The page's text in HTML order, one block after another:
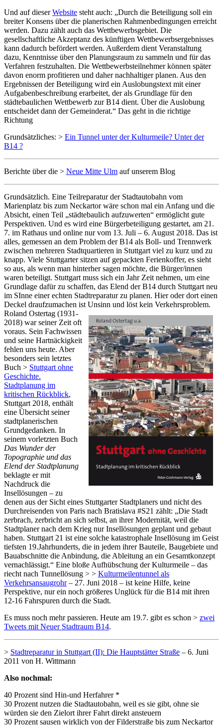
Und auf dieserWebsite steht auch: „Durch die Beteiligung soll ein
breiter Konsens über die planerischen Rahmenbedingungen erreicht
werden. Dazu zählt auch das Wettbewerbsgebiet. Die
gesellschaftliche Akzeptanz des künftigen Wettbewerbsergebnisses
kann dadurch befördert werden. Außerdem dient Veranstaltung
dazu, Kenntnisse über den Planungsraum zu sammeln und für das
Verfahren festzuhalten. Die Wettbewerbsteilnehmer können später
davon enorm profitieren und daher nachhaltiger planen. Aus den
Ergebnissen der Beteiligung wird ein Auslobungstext mit einer
Aufgabenbeschreibung erarbeitet, der als Grundlage für den
städtebaulichen Wettbewerb zur B14 dient. Über die Auslobung
entscheidet dann der Gemeinderat.“ Das geht in die richtige
Richtung
Grundsätzliches: > Ein Tunnel unter der Kulturmeile? Unter der
B14 ?
Berichte über die > Neue Mitte Ulm auf unserem Blog
Grundsätzlich. Eine Teilreparatur der Stadtautobahn vom
Marienplatz bis zum Neckartor wäre schon mal ein Anfang und die
Absicht, einen Teil „städtebaulich aufzuwerten“ ermöglicht gute
Perspektiven. Und es wird eine Bürgerbeteiligung gestartet, am 21.
7. im Rathaus und online nur vom 13. Juli – 6. August 2018. Das ist
alles, gemessen an dem Problem der B14 als Boll- und Trennwerk
zwischen mehreren Stadtquartieren in Stuttgart viel zu kurz und zu
knapp. Viele Stuttgarter sitzen auf gepackten Ferienkoffer, es sieht
so aus, als wenn man hinterher sagen möchte, die Bürger/innen
waren beteiligt. Stuttgart muss sich ein Jahr Zeit nehmen, um eine
Grundlage dafür zu schaffen, das Elend der B14 durch Stuttgart neu
im SInne einer echten Stadtreparatur zu planen. Hier oder dort einen
Deckel draufzumachen ist Unsinn und löst kein Verkehrsproblem.
Roland Ostertag (1931-
2018) war seiner Zeit oft
voraus. Sein Fachwissen
und seine Hartnäckigkeit
fehlen uns heute. Aber
besonders sein letztes
Buch > Stuttgart ohne
Geschichte.
Stadtplanung im
kritischen Rückblick,
Stuttgart 2018, enthält
eine Übersicht seiner
stadtplanerischen
Grundgedanken. In
seinem vorletzten Buch
Das Wunder der
Topographie und das
Elend der Stadtplanung
beklagte er mit
Nachdruck die
Insellösungen – zu
denen aus der Sicht eines Stuttgarter Stadtplaners und nicht des
Durchreisenden von Paris nach Bratislava #S21 zählt: „Die Stadt
zerbrach, zerbricht an sich selbst, an ihrer Modernität, weil die
Stadtplaner nach dem Krieg nur Insellösungen geplant und gebaut
haben. Stuttgart 21 ist eine solche katastrophale Insellösung im Geist
tiefsten 19.Jahrhunderts, die in jedem ihrer Bauteile, Baugebiete und
Bauabschnitte die Anbindung, die Ableitung an ein Gesamtkonzept
vernachlässigt.“ Eine bloße Aufhübschung der Kulturmeile – das
riecht nach Tunnellösung > > Kulturmeilentunnel als
Verkehrsansaugrohr– 27. Juni 2018 – ist keine Hilfe, keine
Perspektive, nur ein noch größeres Unglück für die B14 mit ihren
12-16 Fahrspuren durch die Stadt.
Es muss noch mehr passieren. Heute am 19.7. gibt es schon > zwei
Tweets mit Neuer Stadtraum B14.
> Stadtreparatur in Stuttgart (II): Die Hauptstätter Straße – 6. Juni
2011 von H. Wittmann
Also nochmal:
40 Prozent sind Hin-und Herfahrer *
30 Prozent nutzen die Stadtautobahn, weil es sie gibt, ohne sie
würden sie den Zielort ihrer Fahrt direkt ansteuern
30 Prozent sausen wirklich von der Filderstraße bis zum Neckartor